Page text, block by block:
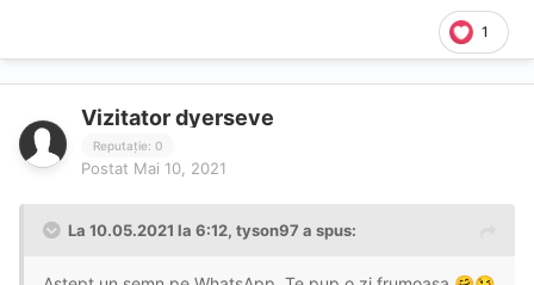
1
Vizitator dyerseve
Reputație: 0
Postat Mai 10, 2021
La 10.05.2021 la 6:12, tyson97 a spus: